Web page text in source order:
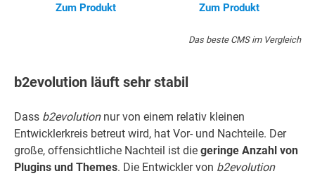
Zum Produkt Zum Produkt
Das beste CMS im Vergleich
b2evolution läuft sehr stabil
Dass b2evolutionnur von einem relativ kleinen
Entwicklerkreis betreut wird, hat Vor- und Nachteile. Der
große, offensichtliche Nachteil ist die geringe Anzahl von
Plugins und Themes. Die Entwickler von b2evolution